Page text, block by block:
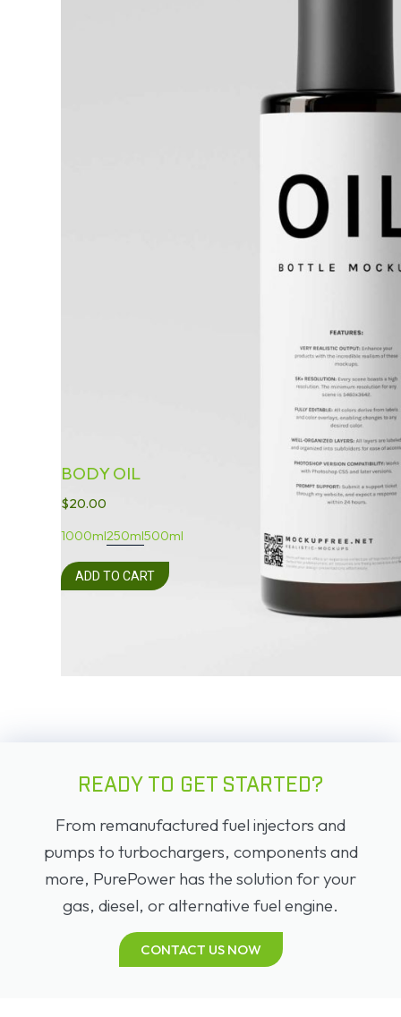
BODY OIL
$20.00
1000ml250ml500ml
ADD TO CART
READY TO GET STARTED?
From remanufactured fuel injectors and
pumps to turbochargers, components and
more, PurePower has the solution for your
gas, diesel, or alternative fuel engine.
CONTACT US NOW